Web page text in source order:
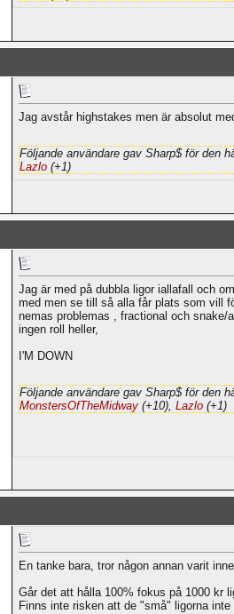
Jag avstår highstakes men är absolut
Följande användare gav Sharp$ för den
Lazlo (+1)
Jag är med på dubbla ligor iallafall och
med men se till så alla får plats som vill
nemas problemas , fractional och snake/
ingen roll heller,
I'M DOWN
Följande användare gav Sharp$ för den
MonstersOfTheMidway (+10), Lazlo (+1)
En tanke bara, tror någon annan varit
Går det att hålla 100% fokus på 1000 kr
Finns inte risken att de "små" ligorna